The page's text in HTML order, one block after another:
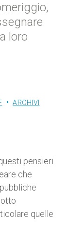
loro
ARCHIVI
pensieri
che
quelle